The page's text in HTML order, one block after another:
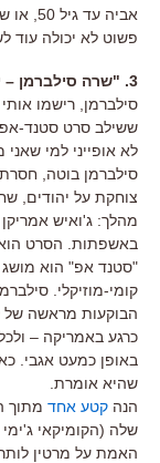
אביה
פשוט לא יכולה
3. "שרה סילברמן – ישו הוא קוסם".
סילברמן, רישמו
ששילב סרט סטנד-אפ
לא אופייני למי
סילברמן בוטה,
צוחקת על יהודים,
מהלך: ג'ואיש
באשפתות. הסרט
"סטנד אפ" הוא מושג
קומי-מוזיקלי.
הבוקעות מראשה של
כרגע באמריקה –
באופן כמעט אגבי.
שהיא אומרת.
הנה קטע אחד מתוך
שלה (הקומיקאי
האמת על מרטין